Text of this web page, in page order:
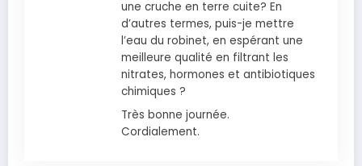
une cruche en terre cuite? En
d’autres termes, puis-je mettre
l’eau du robinet, en espérant une
meilleure qualité en filtrant les
nitrates, hormones et antibiotiques
chimiques ?
Très bonne journée.
Cordialement.